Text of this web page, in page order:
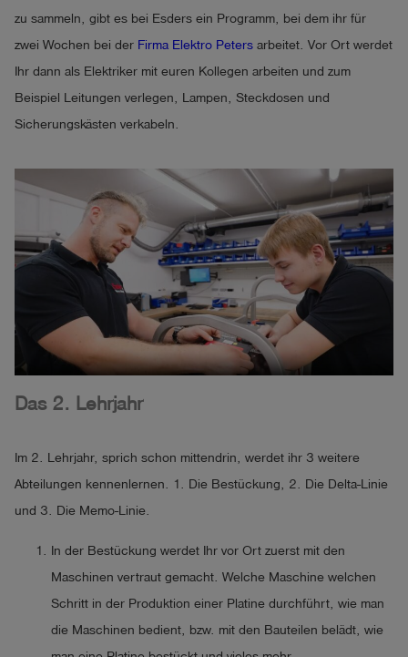
zu sammeln, gibt es bei Esders ein Programm, bei dem ihr für
zwei Wochen bei der Firma Elektro Peters arbeitet. Vor Ort werdet
Ihr dann als Elektriker mit euren Kollegen arbeiten und zum
Beispiel Leitungen verlegen, Lampen, Steckdosen und
Sicherungskästen verkabeln.
Das 2. Lehrjahr
Im 2. Lehrjahr, sprich schon mittendrin, werdet ihr 3 weitere
Abteilungen kennenlernen. 1. Die Bestückung, 2. Die Delta-Linie
und 3. Die Memo-Linie.
In der Bestückung werdet Ihr vor Ort zuerst mit den
Maschinen vertraut gemacht. Welche Maschine welchen
Schritt in der Produktion einer Platine durchführt, wie man
die Maschinen bedient, bzw. mit den Bauteilen belädt, wie